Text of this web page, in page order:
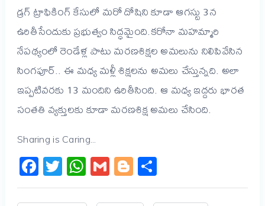
డ్రగ్‌ ట్రాఫికింగ్‌ కేసులో మరో దోషిని కూడా ఆగస్టు 3న
ఉరితీసేందుకు ప్రభుత్వం సిద్ధమైంది.కరోనా మహమ్మారి
నేపథ్యంలో రెండేళ్ల పాటు మరణశిక్షల అమలును నిలిపివేసిన
సింగపూర్‌.. ఈ మధ్య మళ్లీ శిక్షలను అమలు చేస్తున్నది. అలా
ఇప్పటివరకు 13 మందిని ఉరితీసింది. ఆ మధ్య ఇద్దరు భారత
సంతతి వ్యక్తులకు కూడా మరణశిక్ష అమలు చేసింది.
Sharing is Caring...
Facebook
Twitter
WhatsApp
GmailBlogger
Share